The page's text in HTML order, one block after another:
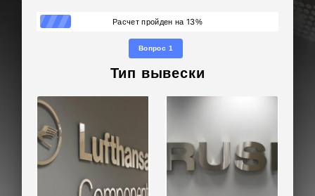
Расчет пройден на 13%
Вопрос 1
Тип вывески